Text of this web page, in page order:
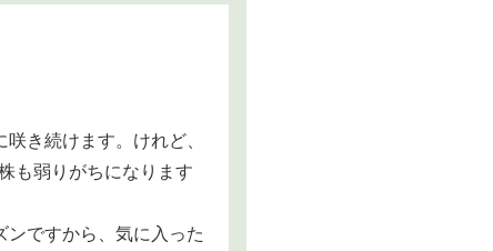
き続けます。けれど、
も弱りがちになります
ですから、気に入った